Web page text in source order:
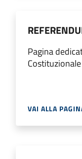
Pagina
VAI ALLA